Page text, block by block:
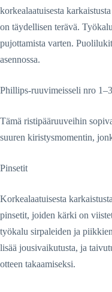
korkealaatuisesta
on täydellisen terävä.
pujottamista varten.
asennossa.
Phillips-ruuvimeisseli nro 1–3
Tämä ristipääruuveihin
suuren kiristysmomentin,
Pinsetit
Korkealaatuisesta
pinsetit, joiden kärki on
työkalu sirpaleiden ja
lisää jousivaikutusta, ja
otteen takaamiseksi.